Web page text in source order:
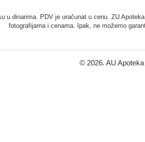
u dinarima. PDV je uračunat u cenu. ZU
fotografijama i cenama. Ipak, ne možemo
© 2026. AU